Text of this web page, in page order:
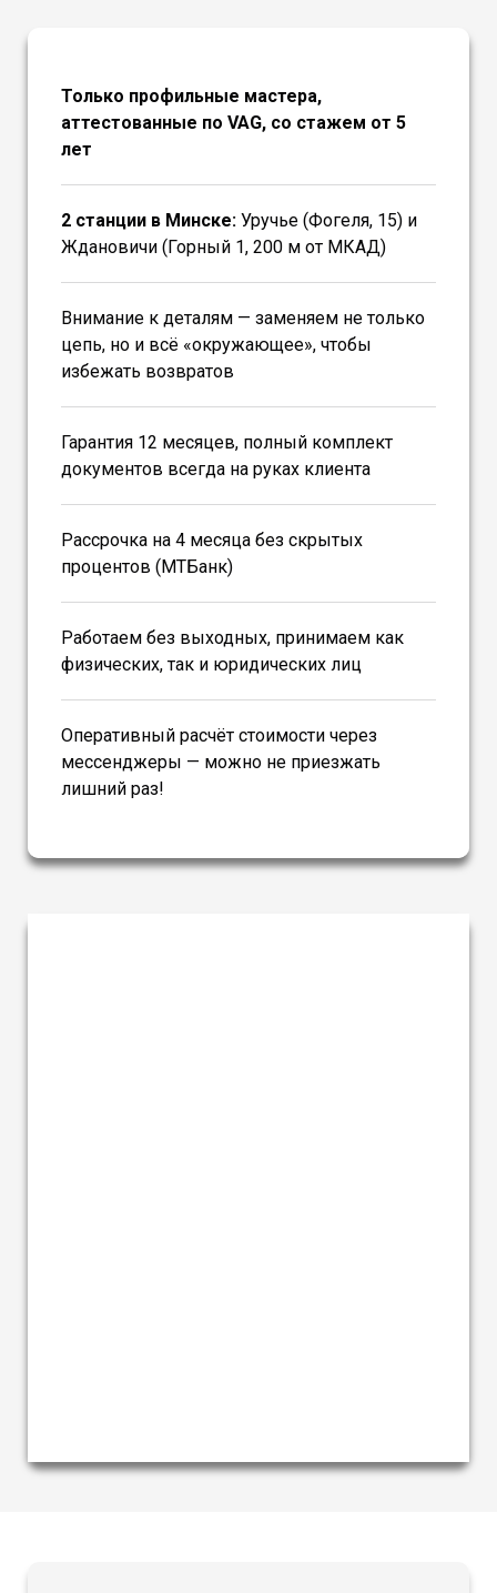
Только профильные мастера,
аттестованные по VAG, со стажем от 5
лет
2 станции в Минске: Уручье (Фогеля, 15) и
Ждановичи (Горный 1, 200 м от МКАД)
Внимание к деталям — заменяем не только
цепь, но и всё «окружающее», чтобы
избежать возвратов
Гарантия 12 месяцев, полный комплект
документов всегда на руках клиента
Рассрочка на 4 месяца без скрытых
процентов (МТБанк)
Работаем без выходных, принимаем как
физических, так и юридических лиц
Оперативный расчёт стоимости через
мессенджеры — можно не приезжать
лишний раз!